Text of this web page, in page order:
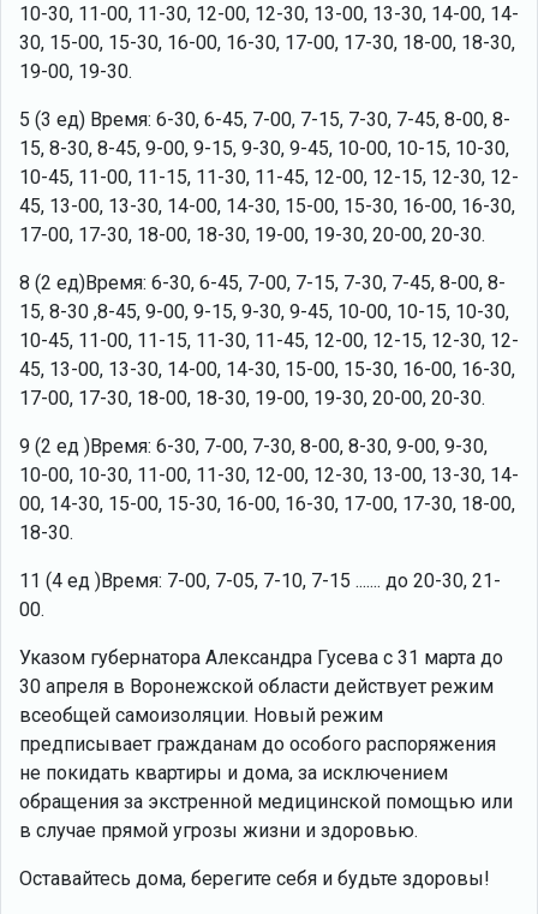
10-30, 11-00, 11-30, 12-00, 12-30, 13-00, 13-30, 14-00, 14-
30, 15-00, 15-30, 16-00, 16-30, 17-00, 17-30, 18-00, 18-30,
19-00, 19-30.
5 (3 ед) Время: 6-30, 6-45, 7-00, 7-15, 7-30, 7-45, 8-00, 8-
15, 8-30, 8-45, 9-00, 9-15, 9-30, 9-45, 10-00, 10-15, 10-30,
10-45, 11-00, 11-15, 11-30, 11-45, 12-00, 12-15, 12-30, 12-
45, 13-00, 13-30, 14-00, 14-30, 15-00, 15-30, 16-00, 16-30,
17-00, 17-30, 18-00, 18-30, 19-00, 19-30, 20-00, 20-30.
8 (2 ед)Время: 6-30, 6-45, 7-00, 7-15, 7-30, 7-45, 8-00, 8-
15, 8-30 ,8-45, 9-00, 9-15, 9-30, 9-45, 10-00, 10-15, 10-30,
10-45, 11-00, 11-15, 11-30, 11-45, 12-00, 12-15, 12-30, 12-
45, 13-00, 13-30, 14-00, 14-30, 15-00, 15-30, 16-00, 16-30,
17-00, 17-30, 18-00, 18-30, 19-00, 19-30, 20-00, 20-30.
9 (2 ед )Время: 6-30, 7-00, 7-30, 8-00, 8-30, 9-00, 9-30,
10-00, 10-30, 11-00, 11-30, 12-00, 12-30, 13-00, 13-30, 14-
00, 14-30, 15-00, 15-30, 16-00, 16-30, 17-00, 17-30, 18-00,
18-30.
11 (4 ед )Время: 7-00, 7-05, 7-10, 7-15 ....... до 20-30, 21-
00.
Указом губернатора Александра Гусева с 31 марта до
30 апреля в Воронежской области действует режим
всеобщей самоизоляции. Новый режим
предписывает гражданам до особого распоряжения
не покидать квартиры и дома, за исключением
обращения за экстренной медицинской помощью или
в случае прямой угрозы жизни и здоровью.
Оставайтесь дома, берегите себя и будьте здоровы!